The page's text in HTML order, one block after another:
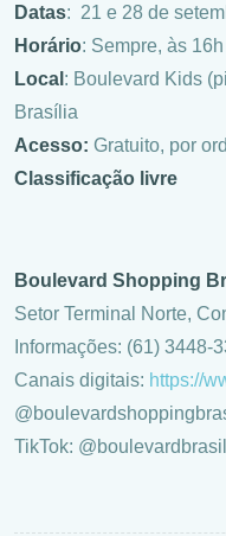
Datas: 21 e 28 de
Horário: Sempre, às 16h
Local : Boulevard Kids
Brasília
Acesso: Gratuito, por
Classificação livre
Boulevard Shopping
Setor Terminal Norte,
Informações: (61) 3448-
Canais digitais: https://
TikTok: